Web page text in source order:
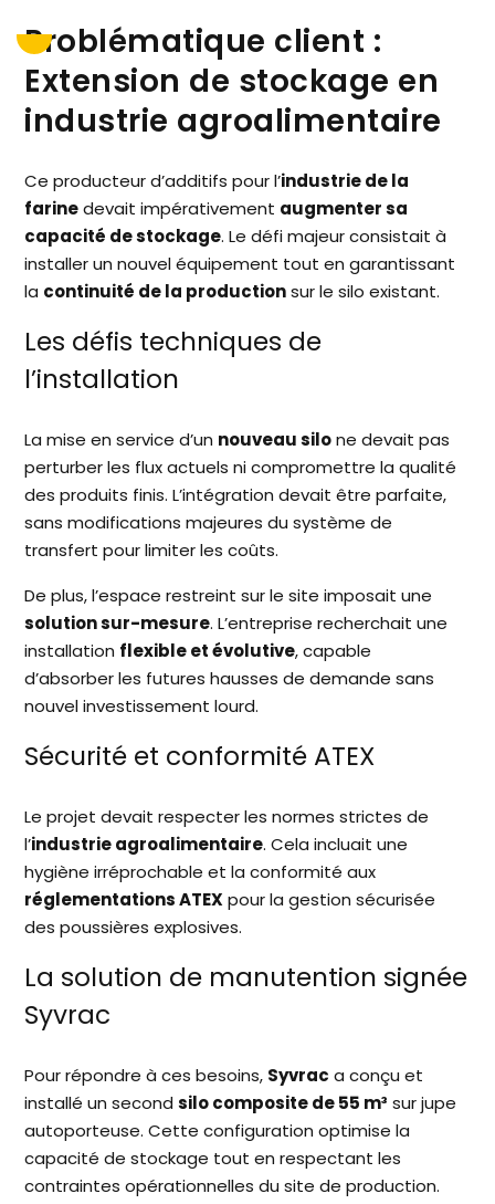
Problématique client :
Extension de stockage en
industrie agroalimentaire
Ce producteur d’additifs pour l’industrie de la
farinedevait impérativement augmenter sa
capacité de stockage. Le défi majeur consistait à
installer un nouvel équipement tout en garantissant
la continuité de la productionsur le silo existant.
Les défis techniques de
l’installation
La mise en service d’un nouveau silone devait pas
perturber les flux actuels ni compromettre la qualité
des produits finis. L’intégration devait être parfaite,
sans modifications majeures du système de
transfert pour limiter les coûts.
De plus, l’espace restreint sur le site imposait une
solution sur-mesure. L’entreprise recherchait une
installation flexible et évolutive, capable
d’absorber les futures hausses de demande sans
nouvel investissement lourd.
Sécurité et conformité ATEX
Le projet devait respecter les normes strictes de
l’industrie agroalimentaire. Cela incluait une
hygiène irréprochable et la conformité aux
réglementations ATEX pour la gestion sécurisée
des poussières explosives.
La solution de manutention signée
Syvrac
Pour répondre à ces besoins, Syvrac a conçu et
installé un secondsilo composite de 55 m³ sur jupe
autoporteuse. Cette configuration optimise la
capacité de stockage tout en respectant les
contraintes opérationnelles du site de production.